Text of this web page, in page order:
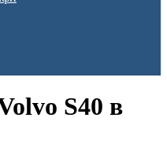
S40 в